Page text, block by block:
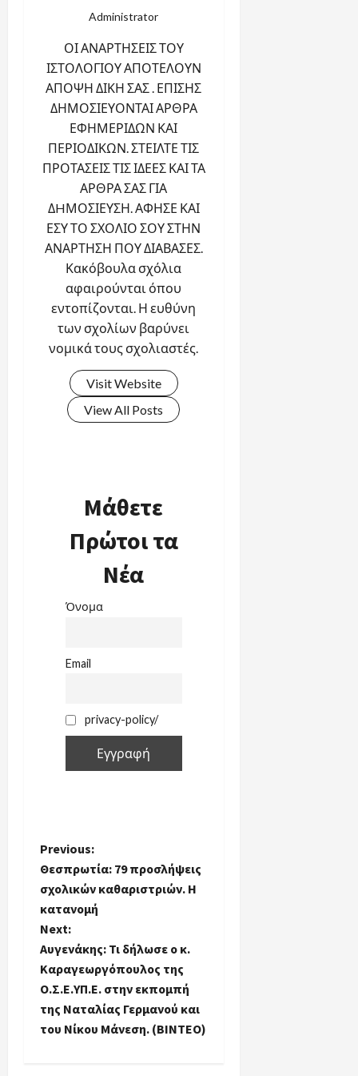
Administrator
ΟΙ ΑΝΑΡΤΗΣΕΙΣ ΤΟΥ
ΙΣΤΟΛΟΓΙΟΥ ΑΠΟΤΕΛΟΥΝ
ΑΠΟΨΗ ΔΙΚΗ ΣΑΣ . ΕΠΙΣΗΣ
ΔΗΜΟΣΙΕΥΟΝΤΑΙ ΑΡΘΡΑ
ΕΦΗΜΕΡΙΔΩΝ ΚΑΙ
ΠΕΡΙΟΔΙΚΩΝ. ΣΤΕΙΛΤΕ ΤΙΣ
ΠΡΟΤΑΣΕΙΣ ΤΙΣ ΙΔΕΕΣ ΚΑΙ ΤΑ
ΑΡΘΡΑ ΣΑΣ ΓΙΑ
ΔHΜΟΣΙΕΥΣΗ. ΑΦΗΣΕ ΚΑΙ
ΕΣΥ ΤΟ ΣΧΟΛΙΟ ΣΟΥ ΣΤΗΝ
ΑΝΑΡΤΗΣΗ ΠΟΥ ΔΙΑΒΑΣΕΣ.
Κακόβουλα σχόλια
αφαιρούνται όπου
εντοπίζονται. Η ευθύνη
των σχολίων βαρύνει
νομικά τους σχολιαστές.
Visit Website
View All Posts
Μάθετε
Πρώτοι τα
Νέα
Όνομα
Email
privacy-policy/
P
o
s
t
n
a
Previous:
Θεσπρωτία: 79 προσλήψεις
σχολικών καθαριστριών. Η
κατανομή
Next:
Αυγενάκης: Τι δήλωσε ο κ.
Καραγεωργόπουλος της
Ο.Σ.Ε.ΥΠ.Ε. στην εκπομπή
της Ναταλίας Γερμανού και
του Νίκου Μάνεση. (ΒΙΝΤΕΟ)